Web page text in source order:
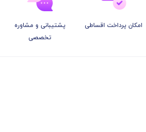
امکان پرداخت اقساطی
پشتیبانی و مشاوره
تخصصی